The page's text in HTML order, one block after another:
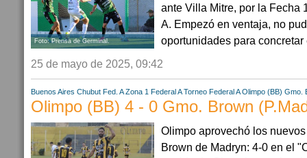
Foto: Prensa de Germinal.
ante Villa Mitre, por la Fecha
A. Empezó en ventaja, no
oportunidades para
25 de mayo de 2025, 09:42
Buenos Aires Chubut Fed. A Zona 1 Federal A Torneo Federal A Olimpo (BB) Gmo.
Olimpo (BB) 4 - 0 Gmo. Brown
Olimpo aprovechó los
Brown de Madryn: 4-0 en el